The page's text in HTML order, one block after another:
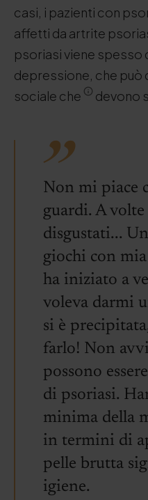
casi, i pazienti con
affetti da artrite
psoriasi viene spesso
depressione, che
sociale che
devono
Non mi piace
guardi. A
disgustati...
giochi con
ha iniziato a
voleva darmi
si è
farlo! Non
possono
di psoriasi.
minima della
in termini di
pelle brutta
igiene.